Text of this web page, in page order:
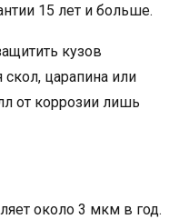
15 лет и больше.
кузов
царапина или
от коррозии лишь
около 3 мкм в год.